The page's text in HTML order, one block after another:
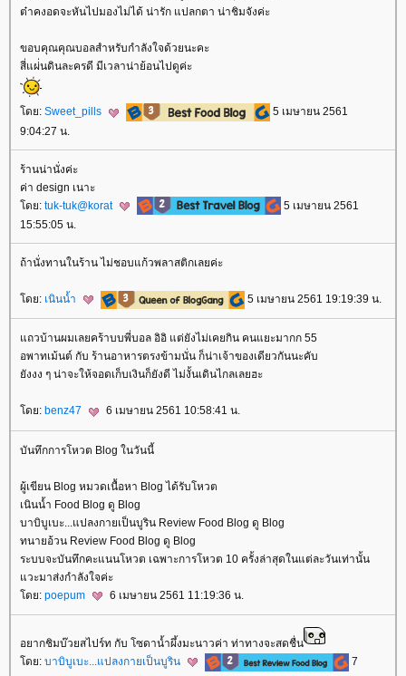
ต๋าคงอดจะหันไปมองไม่ได้ น่ารัก แปลกตา น่าชิมจังค่ะ
ขอบคุณคุณบอลสำหรับกำลังใจด้วยนะคะ
สี่แผ่่นดินละครดี มีเวลาน่าย้อนไปดูค่ะ
ดย: Sweet_pills
5 เมษายน 2561
9:04:27 น.
ร้านน่านั่งค่ะ
ค่า design เนาะ
ดย: tuk-tuk@korat
5 เมษายน 2561
15:55:05 น.
ถ้านั่งทานในร้าน ไม่ชอบแก้วพลาสติกเลยค่ะ
ดย: เนินน้ำ 5 เมษายน 2561 19:19:39 น.
ถวบ้านผมเลยคร้าบบพี่บอล อิอิ แต่ยังไม่เคยกิน คนแยะมากก 55
อพาทเม้นต์ กับ ร้านอาหารตรงข้ามนั่น ก็น่าเจ้าของเดียวกันนะคับ
ังงง ๆ น่าจะให้จอดเก็บเงินก็ยังดี ไม่งั้นเดินไกลเลยฮะ
ดย: benz47 6 เมษายน 2561 10:58:41 น.
บันทึกการโหวต Blog ในวันนี้
ผู้เขียน Blog หมวดเนื้อหา Blog ได้รับโหวต
เนินน้ำ Food Blog ดู Blog
บาบิบูเบะ...แปลงกายเป็นบูริน Review Food Blog ดู Blog
ทนายอ้วน Review Food Blog ดู Blog
ระบบจะบันทึกคะแนนโหวต เฉพาะการโหวต 10 ครั้งล่าสุดในแต่ละวันเท่านั้น
วะมาส่งกำลังใจค่ะ
ดย: poepum 6 เมษายน 2561 11:19:36 น.
อยากชิมบ๊วยสไปร์ท กับ โซดาน้ำผึ้งมะนาวค่า ท่าทางจะสดชื่น
ดย: บาบิบูเบะ...แปลงกายเป็นบูริน
7